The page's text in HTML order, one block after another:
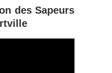
des Sapeurs